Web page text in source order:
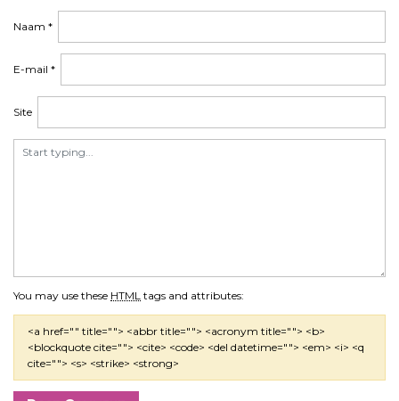
t
e
You may use these HTML tags and attributes:
<a href="" title=""> <abbr title=""> <acronym title=""> <b>
<blockquote cite=""> <cite> <code> <del datetime=""> <em> <i> <q
cite=""> <s> <strike> <strong>
Naam *
E-mail *
Site